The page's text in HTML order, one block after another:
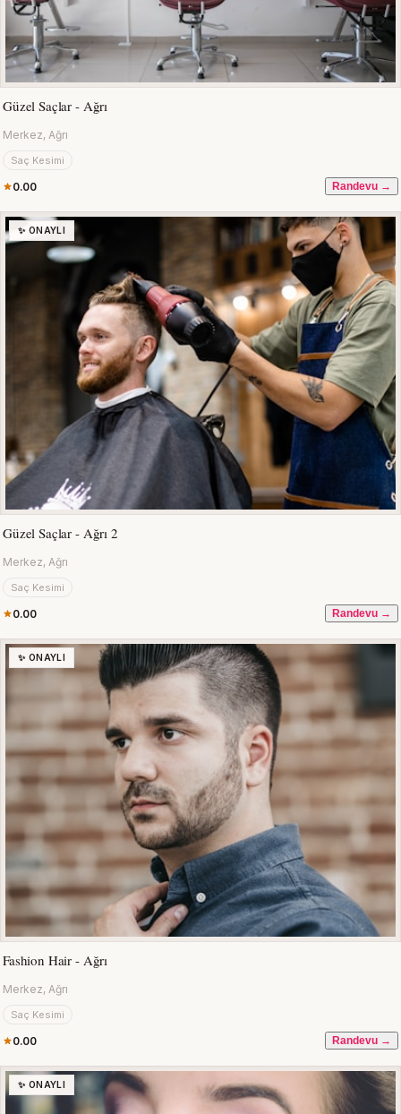
Güzel Saçlar - Ağrı
Merkez, Ağrı
Saç Kesimi
0.00 Randevu →
✨ ONAYLI
Güzel Saçlar - Ağrı 2
Merkez, Ağrı
Saç Kesimi
0.00 Randevu →
✨ ONAYLI
Fashion Hair - Ağrı
Merkez, Ağrı
Saç Kesimi
0.00 Randevu →
✨ ONAYLI